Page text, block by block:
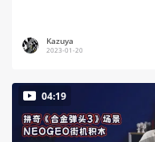
Kazuya
2023-01-20
04:19